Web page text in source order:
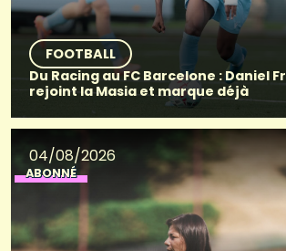
FOOTBALL
Du Racing au FC Barcelone : Daniel
rejoint la Masia et marque déjà
04/08/2026
ABONNÉ